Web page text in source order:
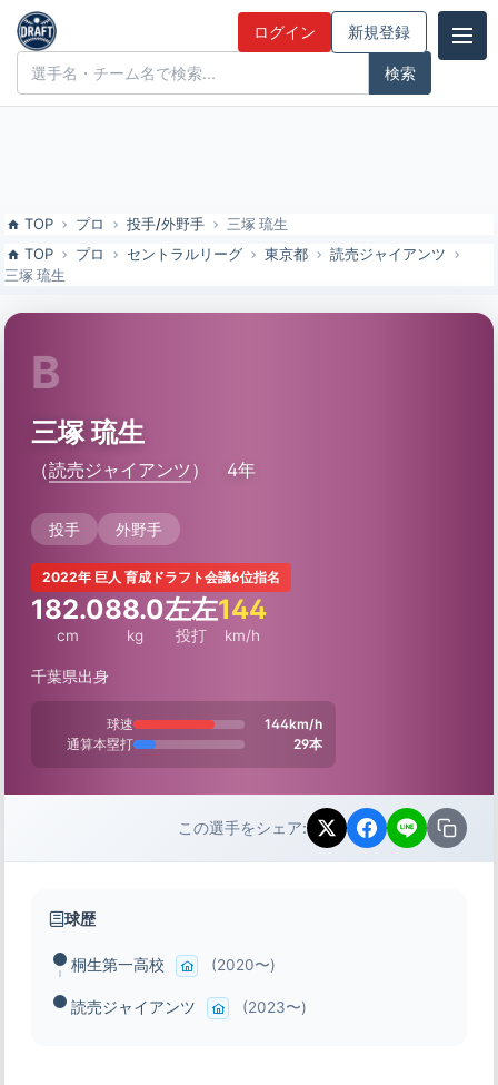
三塚 琉生（読売ジャイアンツ）の特徴とドラフト評価 | ドラフト候補
とみんなの評価
ドラフト候補とみんなの評価 ログイン 新規登録
TOP プロ 投手/外野手
三塚 琉生
TOP
プロ セントラルリーグ 東京都
読売ジャイアンツ
三塚 琉生
B
三塚 琉生
（読売ジャイアンツ） 4年
投手 外野手
2022年 巨人 育成ドラフト会議6位指名
182.0
cm
88.0
kg
左左
投打
144
km/h
千葉県出身
球速
144km/h
通算本塁打
29本
この選手をシェア:
球歴
桐生第一高校 (2020〜)
読売ジャイアンツ (2023〜)